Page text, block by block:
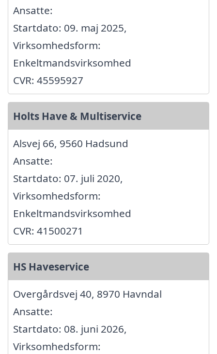
Ansatte:
Startdato: 09. maj 2025,
Virksomhedsform:
Enkeltmandsvirksomhed
CVR: 45595927
Holts Have & Multiservice
Alsvej 66, 9560 Hadsund
Ansatte:
Startdato: 07. juli 2020,
Virksomhedsform:
Enkeltmandsvirksomhed
CVR: 41500271
HS Haveservice
Overgårdsvej 40, 8970 Havndal
Ansatte:
Startdato: 08. juni 2026,
Virksomhedsform: